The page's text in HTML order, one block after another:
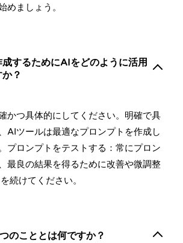
めましょう。
するためにAIをどのように活用
？
かつ具体的にしてください。明確で具
AIツールは最適なプロンプトを作成し
プロンプトをテストする：常にプロン
最良の結果を得るために改善や微調整
続けてください。
のこととは何ですか？